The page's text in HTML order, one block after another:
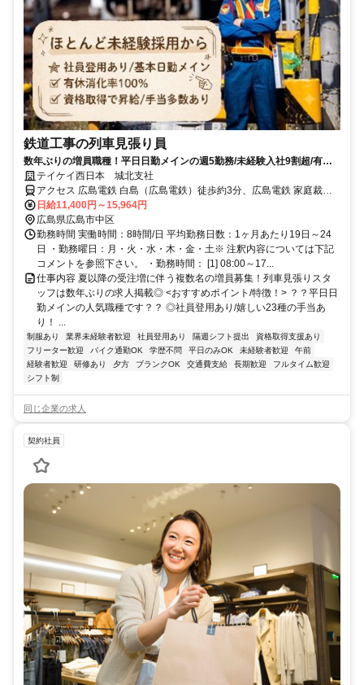
鉄道工事の列車見張り員
数年ぶりの増員職種！平日日勤メインの週5勤務/未経験入社9割超/有休
消化率100％を実現！
テイケイ西日本 城北支社
アクセス 広島電鉄 白島（広島電鉄）徒歩約3分、広島電鉄 家庭裁判
所前徒歩約6分、広島高速交通アストラムライン 新白島南口徒歩約6
分
日給11,400円～15,964円
広島県広島市中区
勤務時間 実働時間：8時間/日 平均勤務日数：1ヶ月あたり19日～24
日 ・勤務曜日：月・火・水・木・金・土※ 注釈内容については下記
コメントを参照下さい。 ・勤務時間： [1] 08:00～17...
仕事内容 夏以降の受注増に伴う複数名の増員募集！列車見張りスタ
ッフは数年ぶりの求人掲載◎ <おすすめポイント/特徴！> ？？平日日
勤メインの人気職種です？？ ◎社員登用あり/嬉しい23種の手当あ
り！ ...
制服あり 業界未経験者歓迎 社員登用あり 隔週シフト提出
資格取得支援あり
フリーター歓迎
バイク通勤OK 学歴不問 平日のみOK 未経験者歓迎
午前
経験者歓迎
研修あり 夕方 ブランクOK 交通費支給 長期歓迎
フルタイム歓迎
シフト制
同じ企業の求人
契約社員